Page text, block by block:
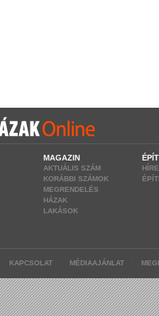
MAGAZIN
AKTUÁLIS SZÁM
KORÁBBI SZÁMOK
MEGRENDELÉS
HÁZAK
LAKÁSOK
KAPCSOLAT MÉDIAAJÁNLAT